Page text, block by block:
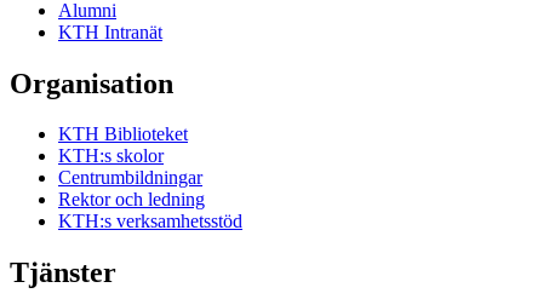
Alumni
KTH Intranät
Organisation
KTH Biblioteket
KTH:s skolor
Centrumbildningar
Rektor och ledning
KTH:s verksamhetsstöd
Tjänster